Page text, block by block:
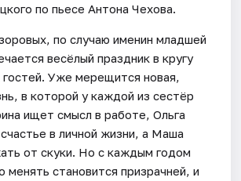
по пьесе Антона Чехова.
по случаю именин младшей
весёлый праздник в кругу
гостей. Уже мерещится новая,
в которой у каждой из сестёр
ищет смысл в работе, Ольга
в личной жизни, а Маша
от скуки. Но с каждым годом
менять становится призрачней, и